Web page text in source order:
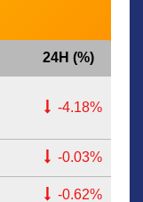
24H (%)
-4.18%
-0.03%
-0.62%